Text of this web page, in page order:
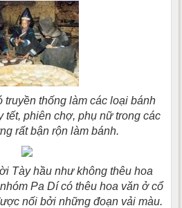
truyền thống làm các loại bánh
tết, phiên chợ, phụ nữ trong các
rất bận rộn làm bánh.
Tày hầu như không thêu hoa
Pa Dí có thêu hoa văn ở cổ
nối bởi những đoạn vải màu.